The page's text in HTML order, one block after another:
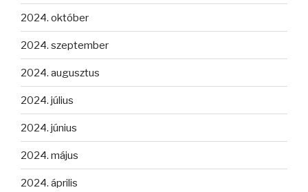
2024. október
2024. szeptember
2024. augusztus
2024. július
2024. június
2024. május
2024. április